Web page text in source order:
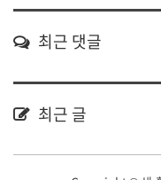
최근 댓글
최근 글